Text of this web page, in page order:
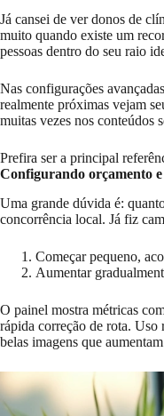
Já cansei de ver donos de
muito quando existe um
pessoas dentro do seu raio
Nas configurações
realmente próximas vejam
muitas vezes nos conteúdos
Prefira ser a principal
Configurando orçamento
Uma grande dúvida é:
concorrência local. Já fiz
Começar pequeno,
Aumentar
O painel mostra métricas
rápida correção de rota.
belas imagens que